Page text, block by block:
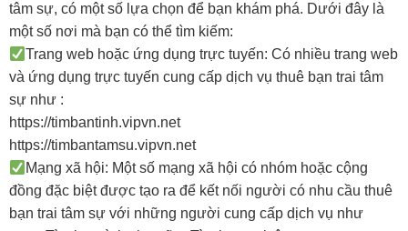
tâm sự, có một số lựa chọn để bạn khám phá. Dưới đây là
một số nơi mà bạn có thể tìm kiếm:
Trang web hoặc ứng dụng trực tuyến: Có nhiều trang web
và ứng dụng trực tuyến cung cấp dịch vụ thuê bạn trai tâm
sự như :
https://timbantinh.vipvn.net
https://timbantamsu.vipvn.net
Mạng xã hội: Một số mạng xã hội có nhóm hoặc cộng
đồng đặc biệt được tạo ra để kết nối người có nhu cầu thuê
bạn trai tâm sự với những người cung cấp dịch vụ như